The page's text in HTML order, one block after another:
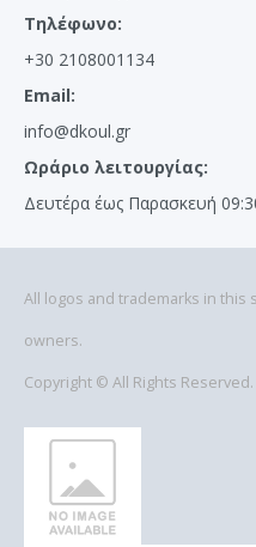
Τηλέφωνο:
+30 2108001134
Email:
info@dkoul.gr
Ωράριο λειτουργίας:
Δευτέρα έως Παρασκευή
All logos and trademarks in
owners.
Copyright © All Rights Reserved.